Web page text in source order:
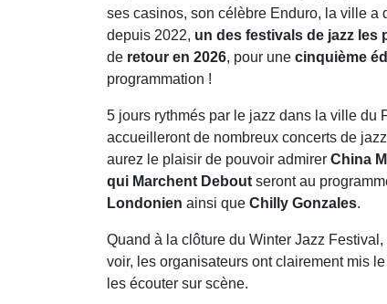
ses casinos, son célèbre Enduro, la ville a
depuis 2022, un des festivals de jazz les
de retour en 2026, pour une cinquième
programmation !
5 jours rythmés par le jazz dans la ville du
accueilleront de nombreux concerts de
aurez le plaisir de pouvoir admirer China
qui Marchent Debout seront au
Londonien ainsi que Chilly Gonzales.
Quand à la clôture du Winter Jazz
voir, les organisateurs ont clairement mis
les écouter sur scène.